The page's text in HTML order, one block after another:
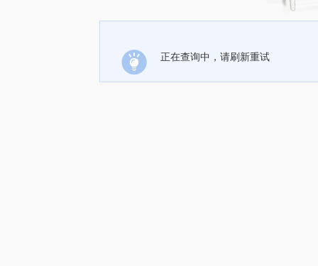
正在查询中，请刷新重试